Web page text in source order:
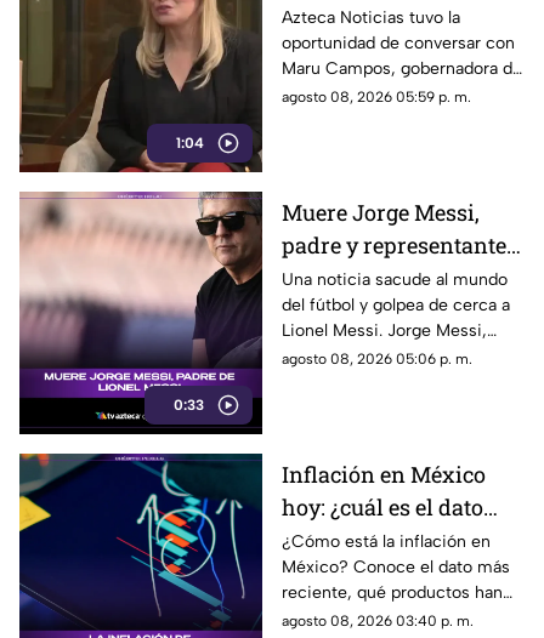
1:04
lineamientos y señala
que son un riesgo para
la libertad de expresión
Azteca Noticias tuvo la
oportunidad de conversar con
Maru Campos, gobernadora de
Chihuahua, quien habló sobre
convertirse en una forma de
censura impulsada desde el
Gobierno Federal.
agosto 08, 2026 05:59 p. m.
0:33
Muere Jorge Messi,
padre y representante
de Lionel Messi
Una noticia sacude al mundo
del fútbol y golpea de cerca a
Lionel Messi. Jorge Messi,
padre y representante del astro
agosto 08, 2026 05:06 p. m.
Inflación en México
hoy: ¿cuál es el dato
actual?
¿Cómo está la inflación en
México? Conoce el dato más
reciente, qué productos han
subido de precio y cómo
agosto 08, 2026 03:40 p. m.